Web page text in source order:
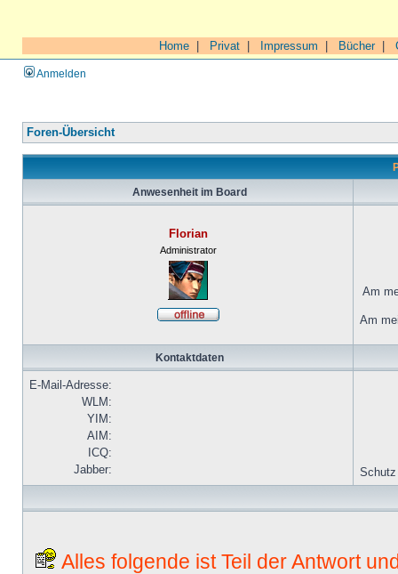
Home Privat Impressum Bücher|
Anmelden
Foren-Übersicht
Anwesenheit im Board
Florian
Administrator
Am
Am
Kontaktdaten
E-Mail-Adresse:
WLM:
YIM:
AIM:
ICQ:
Jabber:
Schutz
Alles folgende ist Teil der Antwort